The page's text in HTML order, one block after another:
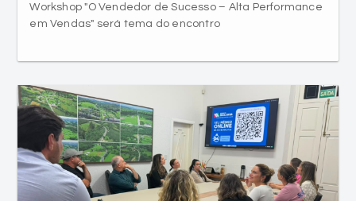
Workshop "O Vendedor de Sucesso – Alta Performance
em Vendas" será tema do encontro